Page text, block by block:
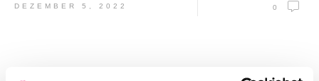
DEZEMBER 5, 2022 0